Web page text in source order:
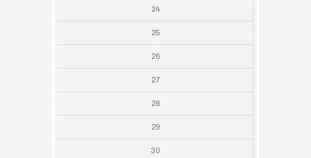
24
25
26
27
28
29
30